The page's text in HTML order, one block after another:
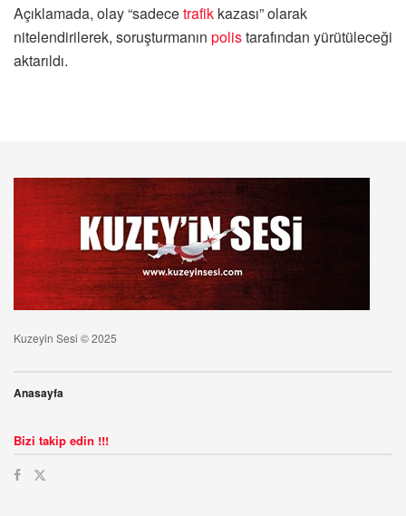
Açıklamada, olay “sadecetrafik kazası” olarak
nitelendirilerek, soruşturmanın polistarafından yürütüleceği
aktarıldı.
Kuzeyin Sesi © 2025
Anasayfa
Bizi takip edin !!!